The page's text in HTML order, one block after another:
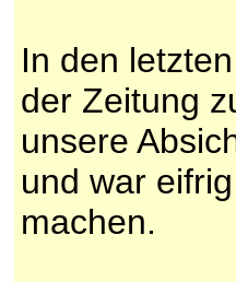
In den
der Zeitung
unsere
und war
machen.